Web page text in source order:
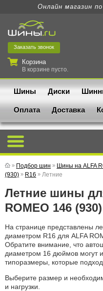
Онлайн магазин
Заказать звонок
Корзина
В корзине пусто.
Шины Диски
Оплата Доставка
» Подбор шин » Шины на ALFA
(930) » R16 » Летние
Летние шины для ALFA
ROMEO 146
На странице представлены
диаметром R16 для ALFA
Обратите внимание, что
диаметром 16 дюймов могут
типоразмеры, которые
Выберите размер и
и нагрузки.